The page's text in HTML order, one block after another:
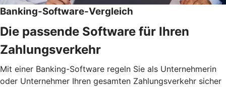
Banking-Software-Vergleich
Die passende Software für Ihren
Zahlungsverkehr
Mit einer Banking-Software regeln Sie als Unternehmerin
oder Unternehmer Ihren gesamten Zahlungsverkehr sicher